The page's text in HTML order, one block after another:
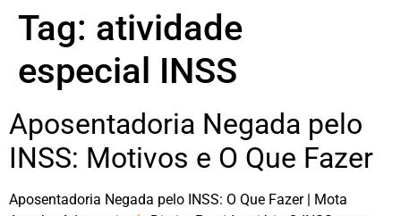
Tag: atividade
especial INSS
Aposentadoria Negada pelo
INSS: Motivos e O Que Fazer
Aposentadoria Negada pelo INSS: O Que Fazer | Mota